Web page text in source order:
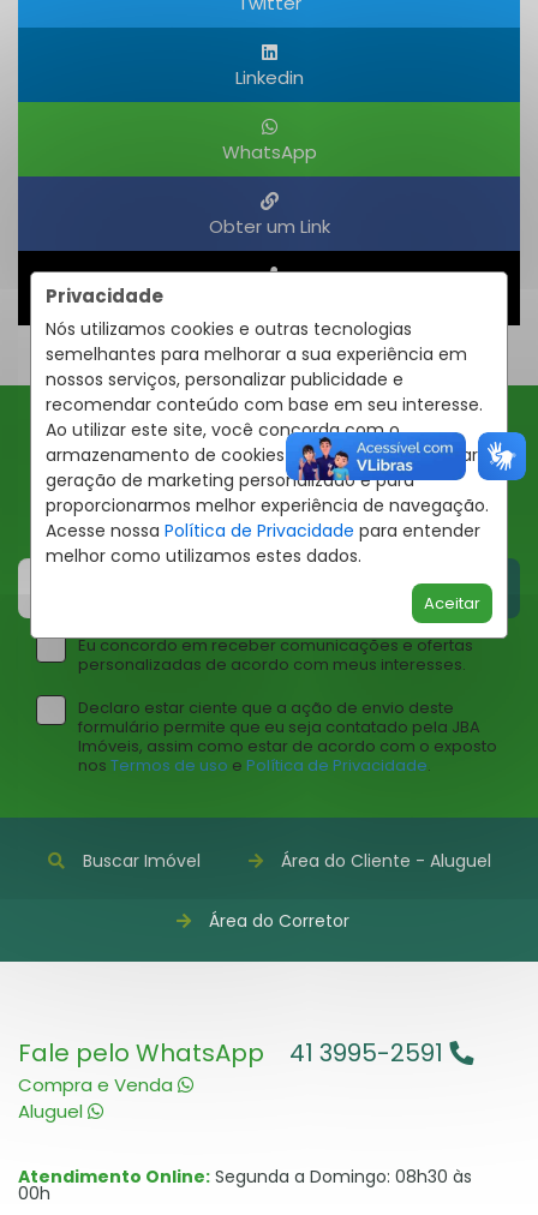
Privacidade
Nós utilizamos cookies e outras tecnologias
semelhantes para melhorar a sua experiência em
nossos serviços, personalizar publicidade e
recomendar conteúdo com base em seu interesse.
Ao utilizar este site, você concorda com o
armazenamento de cookies em seu dispositivo para
geração de marketing personalizado e para
proporcionarmos melhor experiência de navegação.
Acesse nossa Política de Privacidade para entender
melhor como utilizamos estes dados.
Aceitar
Linkedin
WhatsApp
Obter um Link
Ofertas JBA
Insira seu email abaixo para receber ofertas da JBA
Imóveis
CADASTRAR
Eu concordo em receber comunicações e ofertas
personalizadas de acordo com meus interesses.
Declaro estar ciente que a ação de envio deste
formulário permite que eu seja contatado pela JBA
Imóveis, assim como estar de acordo com o exposto
nos Termos de uso e Política de Privacidade.
Buscar Imóvel Área do Cliente - Aluguel
Área do Corretor
Fale pelo WhatsApp
Compra e Venda
Aluguel
41 3995-2591
Atendimento Online: Segunda a Domingo: 08h30 às
00h